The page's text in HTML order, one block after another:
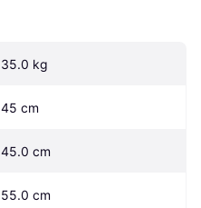
35.0 kg
45 cm
45.0 cm
55.0 cm